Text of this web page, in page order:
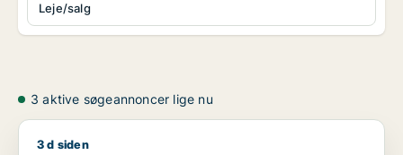
Leje/salg
3 aktive søgeannoncer lige nu
Humma søger lager eller produktionslokaler til leje i Vejle,
3 d siden